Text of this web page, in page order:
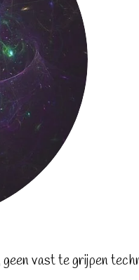
vast te grijpen